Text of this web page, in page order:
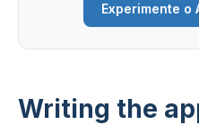
Experimente o
Writing the